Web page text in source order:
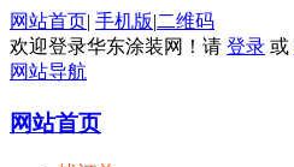
网站首页| 手机版|二维码
欢迎登录华东涂装网！请 登录 或
网站导航
网站首页